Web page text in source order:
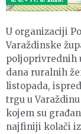
U organizaciji
Varaždinske
poljoprivrednih
dana ruralnih
listopada,
trgu u
kojem su
najfiniji kolači